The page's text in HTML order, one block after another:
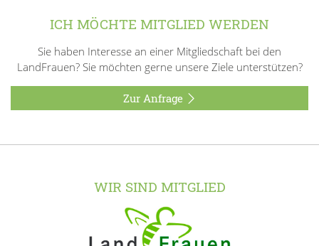
ICH MÖCHTE MITGLIED WERDEN
Sie haben Interesse an einer Mitgliedschaft bei den
LandFrauen? Sie möchten gerne unsere Ziele unterstützen?
Zur Anfrage
WIR SIND MITGLIED